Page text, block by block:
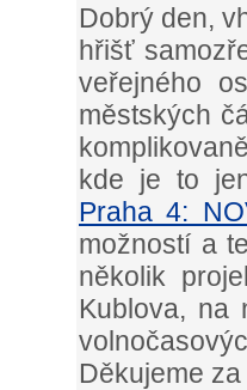
Dobrý den,
hřišť
veřejného
městských
kde je to
Praha 4:
možností a
několik
Kublova, na
Děkujeme